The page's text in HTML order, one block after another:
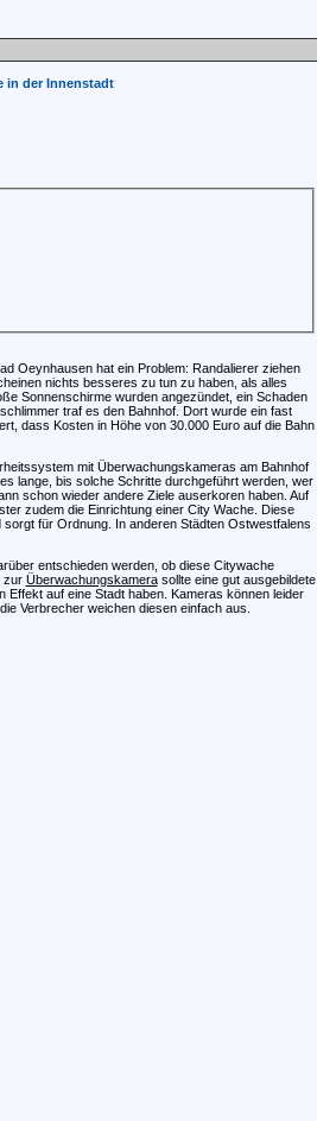
in der Innenstadt
Oeynhausen hat ein Problem: Randalierer ziehen
nichts besseres zu tun zu haben, als alles
Sonnenschirme wurden angezündet, ein Schaden
traf es den Bahnhof. Dort wurde ein fast
dass Kosten in Höhe von 30.000 Euro auf die Bahn
mit Überwachungskameras am Bahnhof
lange, bis solche Schritte durchgeführt werden, wer
schon wieder andere Ziele auserkoren haben. Auf
zudem die Einrichtung einer City Wache. Diese
für Ordnung. In anderen Städten Ostwestfalens
entschieden werden, ob diese Citywache
zur Überwachungskamerasollte eine gut ausgebildete
Effekt auf eine Stadt haben. Kameras können leider
Verbrecher weichen diesen einfach aus.